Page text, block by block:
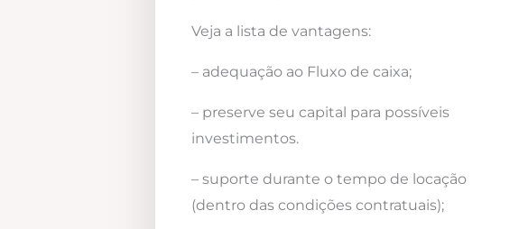
Veja a lista de vantagens:
– adequação ao Fluxo de caixa;
– preserve seu capital para possíveis
investimentos.
– suporte durante o tempo de locação
(dentro das condições contratuais);